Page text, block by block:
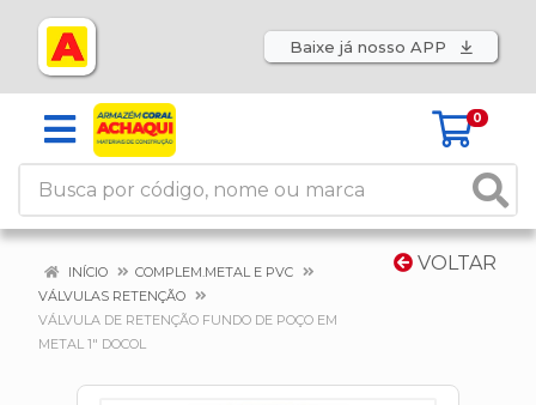
Baixe já nosso APP
0
VOLTAR
INÍCIO
COMPLEM.METAL E PVC
VÁLVULAS RETENÇÃO
VÁLVULA DE RETENÇÃO FUNDO DE POÇO EM
METAL 1" DOCOL